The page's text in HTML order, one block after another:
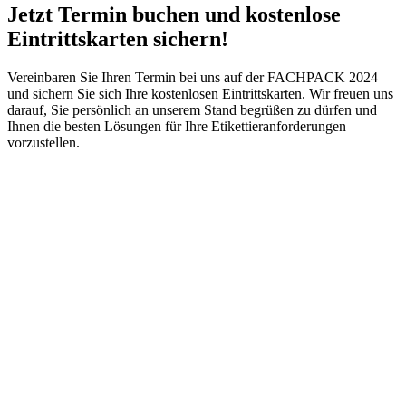
Jetzt Termin buchen und kostenlose
Eintrittskarten sichern!
Vereinbaren Sie Ihren Termin bei uns auf der FACHPACK 2024
und sichern Sie sich Ihre kostenlosen Eintrittskarten. Wir freuen uns
darauf, Sie persönlich an unserem Stand begrüßen zu dürfen und
Ihnen die besten Lösungen für Ihre Etikettieranforderungen
vorzustellen.